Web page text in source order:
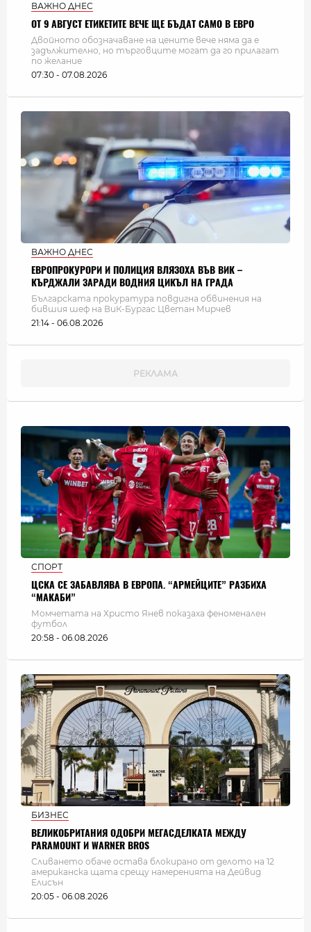
ВАЖНО ДНЕС
ОТ 9 АВГУСТ ЕТИКЕТИТЕ ВЕЧЕ ЩЕ БЪДАТ САМО В ЕВРО
Двойното обозначаване на цените вече няма да е
задължително, но търговците могат да го прилагат
по желание
07:30 - 07.08.2026
ВАЖНО ДНЕС
ЕВРОПРОКУРОРИ И ПОЛИЦИЯ ВЛЯЗОХА ВЪВ ВИК –
КЪРДЖАЛИ ЗАРАДИ ВОДНИЯ ЦИКЪЛ НА ГРАДА
Българската прокуратура повдигна обвинения на
бившия шеф на ВиК-Бургас Цветан Мирчев
21:14 - 06.08.2026
СПОРТ
ЦСКА СЕ ЗАБАВЛЯВА В ЕВРОПА. “АРМЕЙЦИТЕ” РАЗБИХА
“МАКАБИ”
Момчетата на Христо Янев показаха феноменален
футбол
20:58 - 06.08.2026
БИЗНЕС
ВЕЛИКОБРИТАНИЯ ОДОБРИ МЕГАСДЕЛКАТА МЕЖДУ
PARAMOUNT И WARNER BROS
Сливането обаче остава блокирано от делото на 12
американска щата срещу намеренията на Дейвид
Елисън
20:05 - 06.08.2026